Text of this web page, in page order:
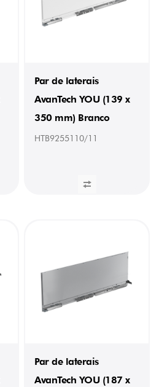
Par de laterais
AvanTech YOU (139 x
350 mm) Branco
HTB9255110/11
Par de laterais
AvanTech YOU (187 x